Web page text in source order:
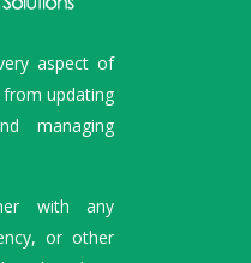
aspect of
updating
managing
with any
or other